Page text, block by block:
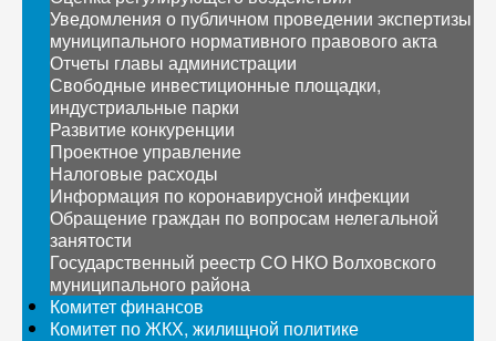
Уведомления о публичном проведении экспертизы
муниципального нормативного правового акта
Отчеты главы администрации
Свободные инвестиционные площадки,
индустриальные парки
Развитие конкуренции
Проектное управление
Налоговые расходы
Информация по коронавирусной инфекции
Обращение граждан по вопросам нелегальной
занятости
Государственный реестр СО НКО Волховского
муниципального района
Комитет финансов
Комитет по ЖКХ, жилищной политике